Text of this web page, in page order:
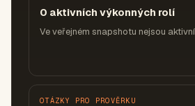
0 aktivních výkonných rolí
Ve veřejném snapshotu nejsou
OTÁZKY PRO PROVĚRKU